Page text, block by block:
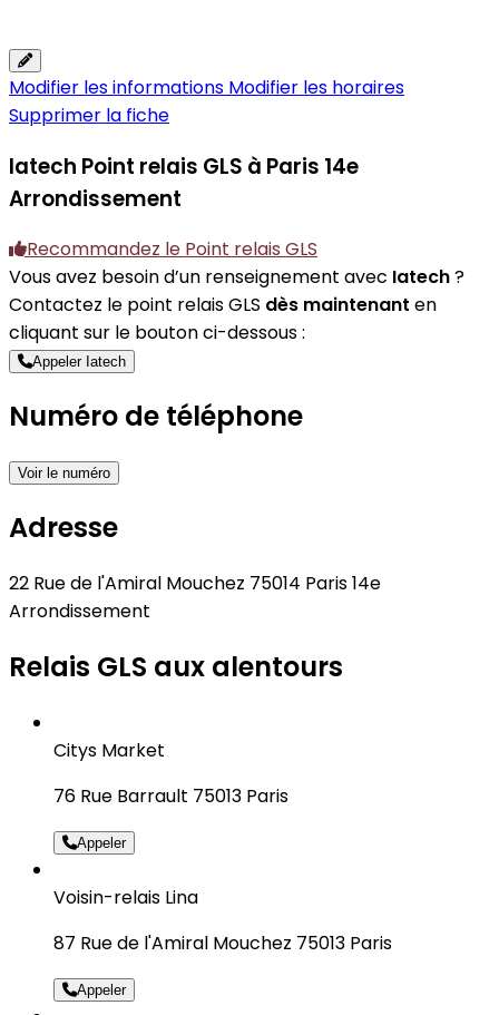
Modifier les informations Modifier les horaires
Supprimer la fiche
Iatech Point relais GLS à Paris 14e
Arrondissement
Recommandez le Point relais GLS
Vous avez besoin d’un renseignement avec Iatech?
Contactez le point relais GLS dès maintenant en
cliquant sur le bouton ci-dessous :
Appeler Iatech
Numéro de téléphone
Voir le numéro
Adresse
22 Rue de l'Amiral Mouchez 75014 Paris 14e
Arrondissement
Relais GLS aux alentours
Citys Market
76 Rue Barrault 75013 Paris
Appeler
Voisin-relais Lina
87 Rue de l'Amiral Mouchez 75013 Paris
Appeler